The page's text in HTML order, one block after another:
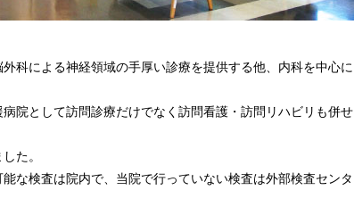
科による神経領域の手厚い診療を提供する他、内科を中心に
院として訪問診療だけでなく訪問看護・訪問リハビリも併せ
た。
な検査は院内で、当院で行っていない検査は外部検査センタ